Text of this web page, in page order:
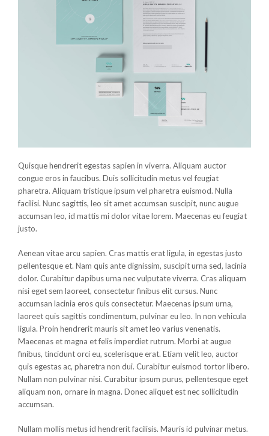
Quisque hendrerit egestas sapien in viverra. Aliquam auctor
congue eros in faucibus. Duis sollicitudin metus vel feugiat
pharetra. Aliquam tristique ipsum vel pharetra euismod. Nulla
facilisi. Nunc sagittis, leo sit amet accumsan suscipit, nunc augue
accumsan leo, id mattis mi dolor vitae lorem. Maecenas eu feugiat
justo.
Aenean vitae arcu sapien. Cras mattis erat ligula, in egestas justo
pellentesque et. Nam quis ante dignissim, suscipit urna sed, lacinia
dolor. Curabitur dapibus urna nec vulputate viverra. Cras aliquam
nisi eget sem laoreet, consectetur finibus elit cursus. Nunc
accumsan lacinia eros quis consectetur. Maecenas ipsum urna,
laoreet quis sagittis condimentum, pulvinar eu leo. In non vehicula
ligula. Proin hendrerit mauris sit amet leo varius venenatis.
Maecenas et magna et felis imperdiet rutrum. Morbi at augue
finibus, tincidunt orci eu, scelerisque erat. Etiam velit leo, auctor
quis egestas ac, pharetra non dui. Curabitur euismod tortor libero.
Nullam non pulvinar nisi. Curabitur ipsum purus, pellentesque eget
aliquam non, ornare in magna. Donec aliquet est nec sollicitudin
accumsan.
Nullam mollis metus id hendrerit facilisis. Mauris id pulvinar metus.